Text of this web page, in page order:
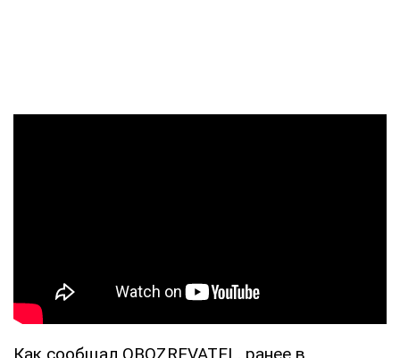
Как сообщал OBOZREVATEL, ранее в